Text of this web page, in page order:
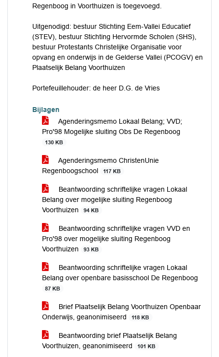
Regenboog in Voorthuizen is toegevoegd.
Uitgenodigd: bestuur Stichting Eem-Vallei Educatief
(STEV), bestuur Stichting Hervormde Scholen (SHS),
bestuur Protestants Christelijke Organisatie voor
opvang en onderwijs in de Gelderse Vallei (PCOGV) en
Plaatselijk Belang Voorthuizen
Portefeuillehouder: de heer D.G. de Vries
Bijlagen
Agenderingsmemo Lokaal Belang; VVD;
Pro'98 Mogelijke sluiting Obs De Regenboog
130 KB
Agenderingsmemo ChristenUnie
Regenboogschool
117 KB
Beantwoording schriftelijke vragen Lokaal
Belang over mogelijke sluiting Regenboog
Voorthuizen
94 KB
Beantwoording schriftelijke vragen VVD en
Pro'98 over mogelijke sluiting Regenboog
Voorthuizen
93 KB
Beantwoording schriftelijke vragen Lokaal
Belang over openbare basisschool De Regenboog
87 KB
Brief Plaatselijk Belang Voorthuizen Openbaar
Onderwijs, geanonimiseerd
118 KB
Beantwoording brief Plaatselijk Belang
Voorthuizen, geanonimiseerd
101 KB